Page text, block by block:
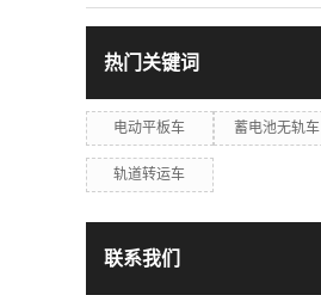
热门关键词
电动平板车 蓄电池无轨车
轨道转运车
联系我们